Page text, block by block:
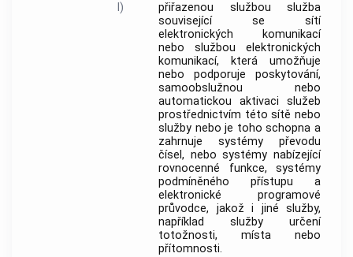
l) přiřazenou službou služba
související se sítí
elektronických komunikací
neboslužbou elektronických
komunikací, která umožňuje
nebo podporuje poskytování,
samoobslužnou nebo
automatickou aktivaci služeb
prostřednictvím této sítě nebo
služby nebo je toho schopna a
zahrnuje systémy převodu
čísel, nebo systémy nabízející
rovnocenné funkce, systémy
podmíněného přístupu a
elektronické programové
průvodce, jakož i jiné služby,
například služby určení
totožnosti, místa nebo
přítomnosti.